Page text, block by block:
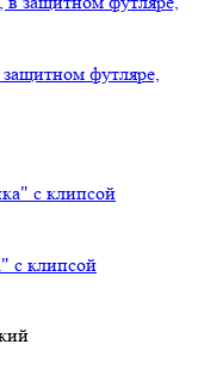
футляре,
с клипсой